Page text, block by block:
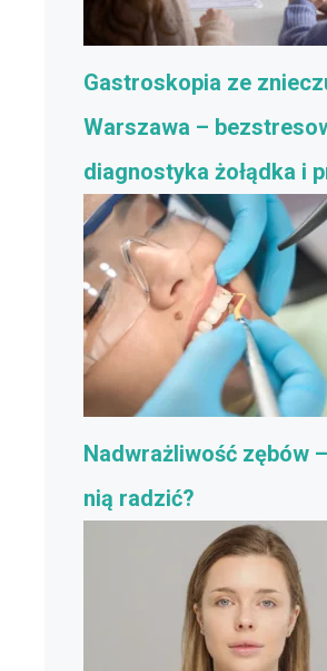
Gastroskopia ze
Warszawa –
diagnostyka żołądka i
Nadwrażliwość zębów
nią radzić?